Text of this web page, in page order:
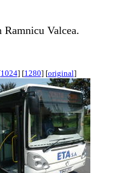
Valcea.
1024] [1280] [original]